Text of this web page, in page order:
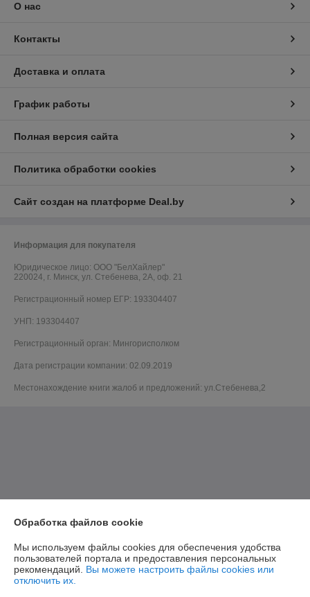
О нас
Контакты
Доставка и оплата
График работы
Полная версия сайта
Политика обработки cookies
Сайт создан на платформе Deal.by
Информация для покупателя
Юридическое лицо: ООО "БелХайлер"
220024, г. Минск, ул. Стебенева, 2А, оф. 21
Регистрационный номер ЕГР: 193304407
УНП: 193304407
Регистрационный орган: Мингорисполком
Дата регистрации компании: 02.09.2019
Местонахождение книги жалоб и предложений: ул.Стебенева,2
Обработка файлов cookie
Мы используем файлы cookies для обеспечения удобства
пользователей портала и предоставления персональных
рекомендаций. Вы можете настроить файлы cookies или
отключить их.